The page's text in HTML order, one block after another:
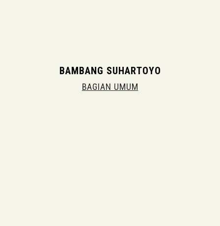
BAMBANG SUHARTOYO
BAGIAN UMUM